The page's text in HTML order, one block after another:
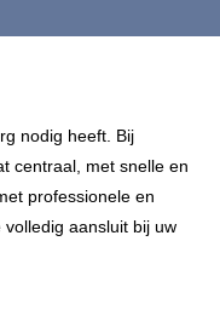
nodig heeft. Bij
centraal, met snelle en
professionele en
aansluit bij uw